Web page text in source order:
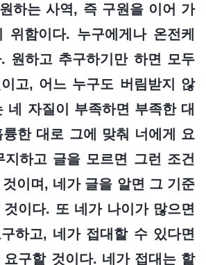
하는 사역, 즉 구원을 이어 가
위함이다. 누구에게나 온전케
원하고 추구하기만 하면 모두
고, 어느 누구도 버림받지 않
네 자질이 부족하면 부족한 대
한 대로 그에 맞춰 너에게 요
지하고 글을 모르면 그런 조건
이며, 네가 글을 알면 그 기준
이다. 또 네가 나이가 많으면
하고, 네가 접대할 수 있다면
구할 것이다. 네가 접대는 할